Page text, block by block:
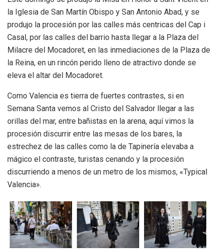
la Iglesia de San Martín Obispo y San Antonio Abad, y se
produjo la procesión por las calles más centricas del Cap i
Casal, por las calles del barrio hasta llegar a la Plaza del
Milacre del Mocadoret, en las inmediaciones de la Plaza de
la Reina, en un rincón perido lleno de atractivo donde se
eleva el altar del Mocadoret.
Como Valencia es tierra de fuertes contrastes, si en
Semana Santa vemos al Cristo del Salvador llegar a las
orillas del mar, entre bañistas en la arena, aquí vimos la
procesión discurrir entre las mesas de los bares, la
estrechez de las calles como la de Tapinería elevaba a
mágico el contraste, turistas cenando y la procesión
discurriendo a menos de un metro de los mismos, «Typical
Valencia».